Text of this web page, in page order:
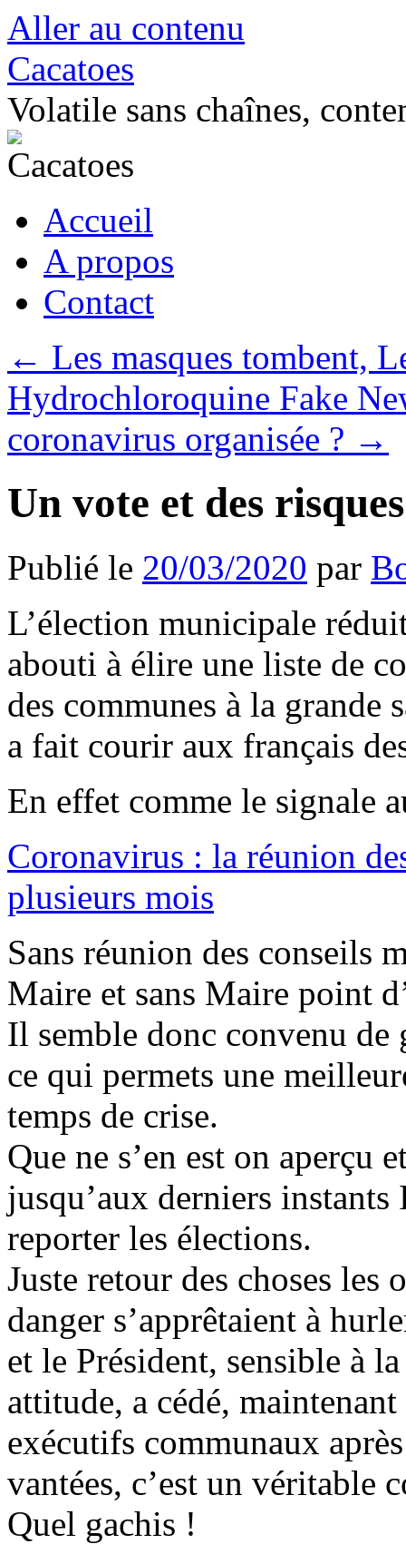
Aller au contenu
Cacatoes
Volatile sans chaînes,
Accueil
A propos
Contact
← Les masques tombent,
Hydrochloroquine Fake
coronavirus organisée ? →
Un vote et des
Publié le 20/03/2020 par
L’élection municipale
abouti à élire une liste de
des communes à la
a fait courir aux français
En effet comme le signale
Coronavirus : la réunion
plusieurs mois
Sans réunion des conseils
Maire et sans Maire point
Il semble donc convenu de
ce qui permets une
temps de crise.
Que ne s’en est on aperçu
jusqu’aux derniers
reporter les élections.
Juste retour des choses les
danger s’apprêtaient à
et le Président, sensible à
attitude, a cédé,
exécutifs communaux
vantées, c’est un véritable
Quel gachis !